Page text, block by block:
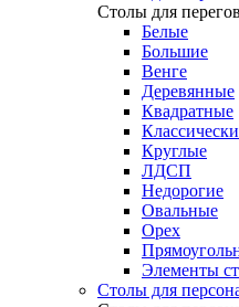
Столы для
Белые
Большие
Венге
Деревянные
Квадратные
Круглые
ЛДСП
Недорогие
Овальные
Орех
Элементы
Столы для